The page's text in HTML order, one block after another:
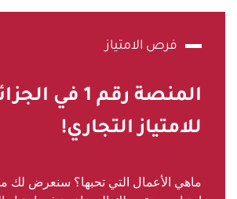
فرص الامتياز
المنصة رقم 1 في
للامتياز التجاري!
ماهي الأعمال التي تحبها؟ سنعرض